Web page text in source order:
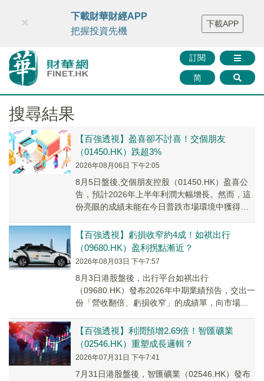
財華智庫網 FINTV FINMETA 財華證券 媒體矩陣
智庫沙龍
聯絡我們
訂閱
简
×
下載財華財經APP
把握投資先機
下載APP
搜尋結果
【百強透視】盈喜卻不討喜！交個朋友
（01450.HK）跌超3%
2026年08月06日 下午2:05
8月5日盤後,交個朋友控股（01450.HK）盈喜公
告，預計2026年上半年利潤大幅增長。然而，這
份亮眼的成績未能在今日普跌市場環境中獲得更
【百強透視】虧損收窄約4成！如祺出行
（09680.HK）盈利拐點漸近？
2026年08月03日 下午7:57
8月3日港股盤後，出行平台如祺出行
（09680.HK）發布2026年中期業績預告，交出一
份「營收翻倍、虧損收窄」的成績單，向市場釋
【百強透視】利潤預增2.69倍！智匯礦業
（02546.HK）重塑成長邏輯？
2026年07月31日 下午7:41
7月31日港股盤後，智匯礦業（02546.HK）發布